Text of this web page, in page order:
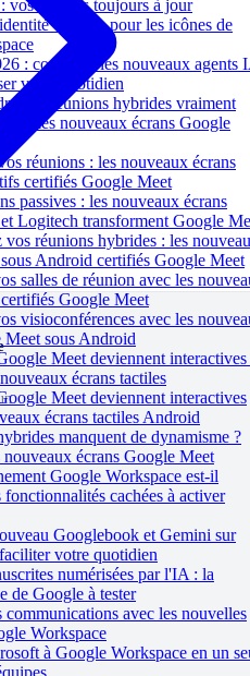
sources toujours à jour
visuelle pour les icônes de
: comment les nouveaux agents
votre quotidien
vos réunions hybrides vraiment
les nouveaux écrans Google
réunions : les nouveaux écrans
certifiés Google Meet
passives : les nouveaux écrans
Logitech transforment Google
réunions hybrides : les
Android certifiés Google Meet
salles de réunion avec les
Google Meet
visioconférences avec les
Meet sous Android
Meet deviennent interactives
écrans tactiles
Meet deviennent interactives
écrans tactiles Android
manquent de dynamisme ?
écrans Google Meet
Google Workspace est-il
cachées à activer
Googlebook et Gemini sur
votre quotidien
numérisées par l'IA : la
de Google à tester
avec les nouvelles
Workspace
à Google Workspace en un